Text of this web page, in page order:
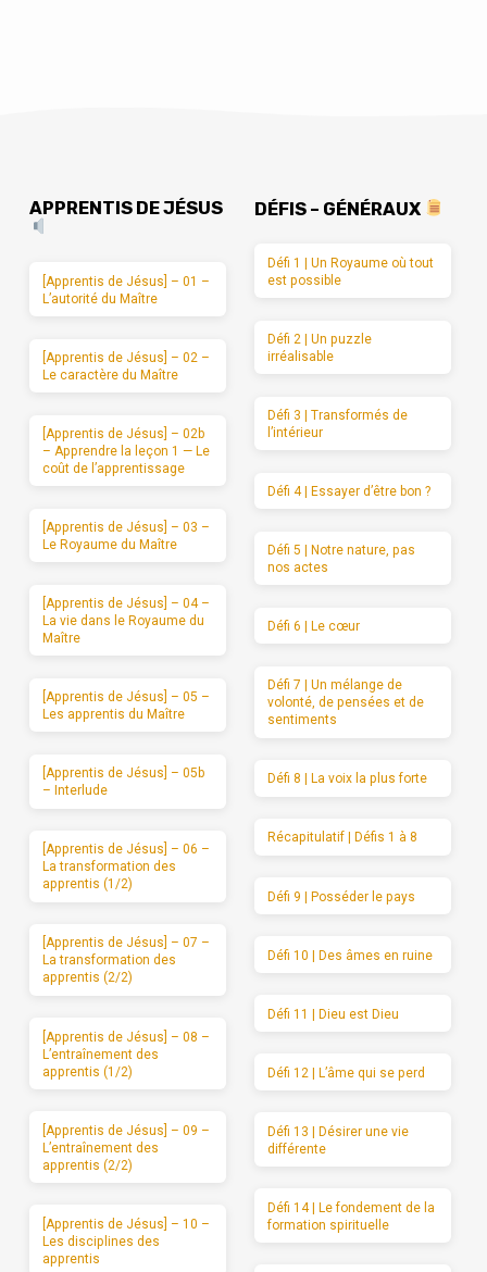
APPRENTIS DE JÉSUS
[Apprentis de Jésus] – 01 –
L’autorité du Maître
[Apprentis de Jésus] – 02 –
Le caractère du Maître
[Apprentis de Jésus] – 02b
– Apprendre la leçon 1 — Le
coût de l’apprentissage
[Apprentis de Jésus] – 03 –
Le Royaume du Maître
[Apprentis de Jésus] – 04 –
La vie dans le Royaume du
Maître
[Apprentis de Jésus] – 05 –
Les apprentis du Maître
[Apprentis de Jésus] – 05b
– Interlude
[Apprentis de Jésus] – 06 –
La transformation des
apprentis (1/2)
[Apprentis de Jésus] – 07 –
La transformation des
apprentis (2/2)
[Apprentis de Jésus] – 08 –
L’entraînement des
apprentis (1/2)
[Apprentis de Jésus] – 09 –
L’entraînement des
apprentis (2/2)
[Apprentis de Jésus] – 10 –
Les disciplines des
apprentis
DÉFIS – GÉNÉRAUX
Défi 1 | Un Royaume où tout
est possible
Défi 2 | Un puzzle
irréalisable
Défi 3 | Transformés de
l’intérieur
Défi 4 | Essayer d’être bon ?
Défi 5 | Notre nature, pas
nos actes
Défi 6 | Le cœur
Défi 7 | Un mélange de
volonté, de pensées et de
sentiments
Défi 8 | La voix la plus forte
Récapitulatif | Défis 1 à 8
Défi 9 | Posséder le pays
Défi 10 | Des âmes en ruine
Défi 11 | Dieu est Dieu
Défi 12 | L’âme qui se perd
Défi 13 | Désirer une vie
différente
Défi 14 | Le fondement de la
formation spirituelle